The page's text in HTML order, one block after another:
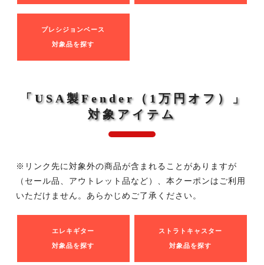
プレシジョンベース
対象品を探す
「USA製Fender（1万円オフ）」
対象アイテム
※リンク先に対象外の商品が含まれることがありますが
（セール品、アウトレット品など）、本クーポンはご利用
いただけません。あらかじめご了承ください。
エレキギター
対象品を探す
ストラトキャスター
対象品を探す